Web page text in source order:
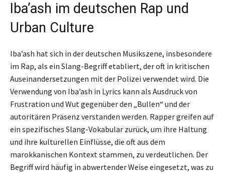
Iba’ash im deutschen Rap und
Urban Culture
Iba’ash hat sich in der deutschen Musikszene, insbesondere
im Rap, als ein Slang-Begriff etabliert, der oft in kritischen
Auseinandersetzungen mit der Polizei verwendet wird. Die
Verwendung von Iba’ash in Lyrics kann als Ausdruck von
Frustration und Wut gegenüber den „Bullen“ und der
autoritären Präsenz verstanden werden. Rapper greifen auf
ein spezifisches Slang-Vokabular zurück, um ihre Haltung
und ihre kulturellen Einflüsse, die oft aus dem
marokkanischen Kontext stammen, zu verdeutlichen. Der
Begriff wird häufig in abwertender Weise eingesetzt, was zu